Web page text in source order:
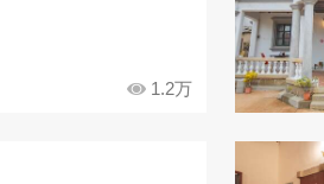
1.2万